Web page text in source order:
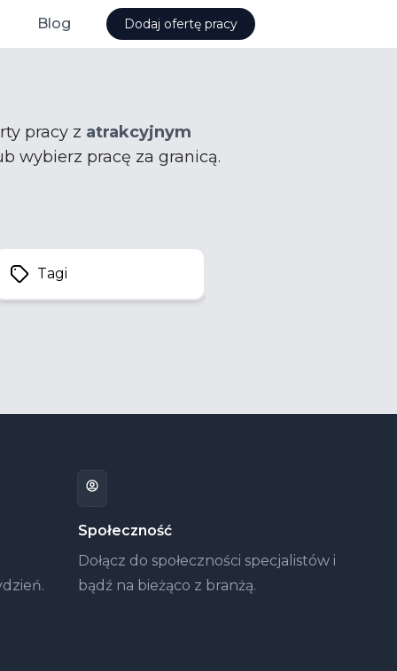
Blog Dodaj ofertę pracy
pracy z atrakcyjnym
wybierz pracę za granicą.
Tagi
Społeczność
Dołącz do społeczności specjalistów i
bądź na bieżąco z branżą.